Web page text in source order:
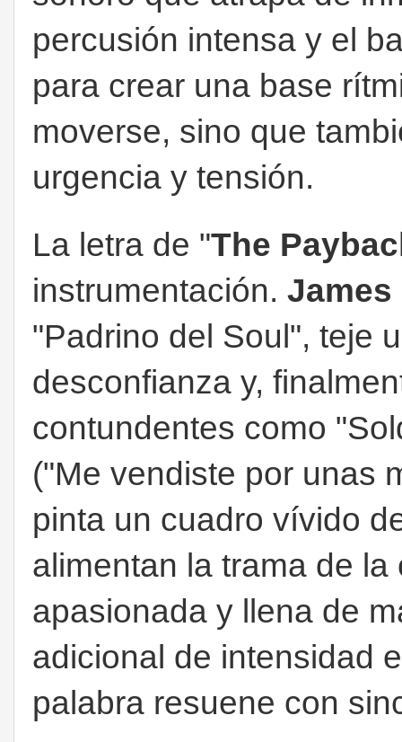
percusión intensa y el
para crear una base
moverse, sino que
urgencia y tensión.
La letra de "The
instrumentación.
"Padrino del Soul", teje
desconfianza y,
contundentes como
("Me vendiste por unas
pinta un cuadro vívido
alimentan la trama de
apasionada y llena de
adicional de intensidad
palabra resuene con